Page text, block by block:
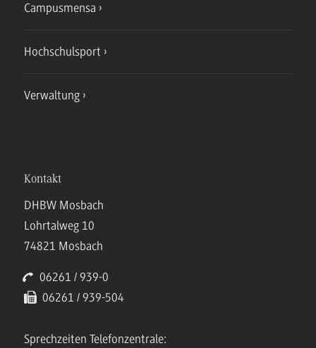
Campusmensa
Hochschulsport
Verwaltung
Kontakt
DHBW Mosbach
Lohrtalweg 10
74821 Mosbach
06261 / 939-0
06261 / 939-504
Sprechzeiten Telefonzentrale: